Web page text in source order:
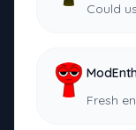
Could
Fresh